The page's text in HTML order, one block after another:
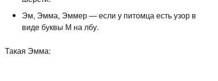
Эм, Эмма, Эммер — если у питомца есть узор в
виде буквы М на лбу.
Такая Эмма: